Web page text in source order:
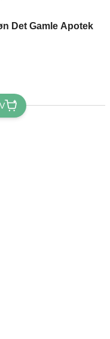
Det Gamle Apotek